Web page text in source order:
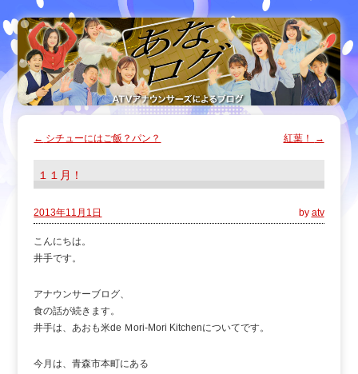
← シチューにはご飯？パン？ 紅葉！ →
１１月！
2013年11月1日 by atv
こんにちは。
井手です。
アナウンサーブログ、
食の話が続きます。
井手は、あおも米de Ｍori-Mori Kitchenについてです。
今月は、青森市本町にある